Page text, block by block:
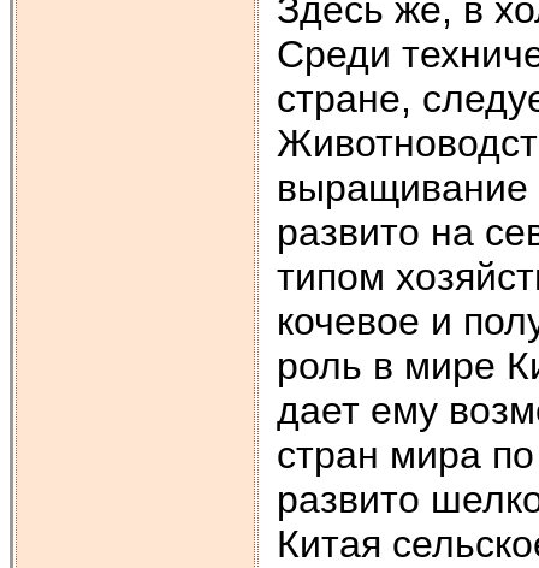
Здесь же, в
Среди
стране,
выращивание
развито на
типом
кочевое и
роль в мире
дает ему
стран мира
развито
Китая